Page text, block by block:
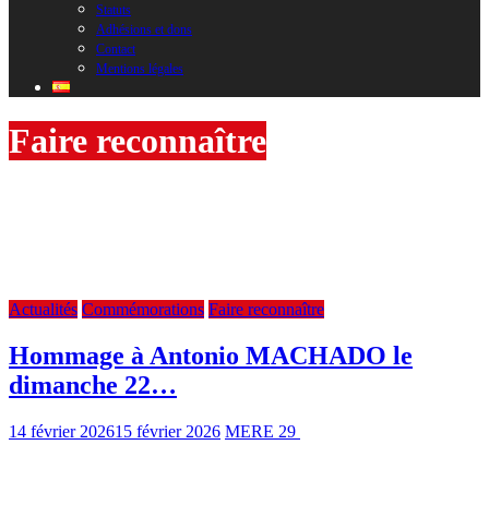
Statuts
Adhésions et dons
Contact
Mentions légales
Faire reconnaître
Actualités Commémorations Faire reconnaître
Hommage à Antonio MACHADO le
dimanche 22…
14 février 202615 février 2026 MERE 29